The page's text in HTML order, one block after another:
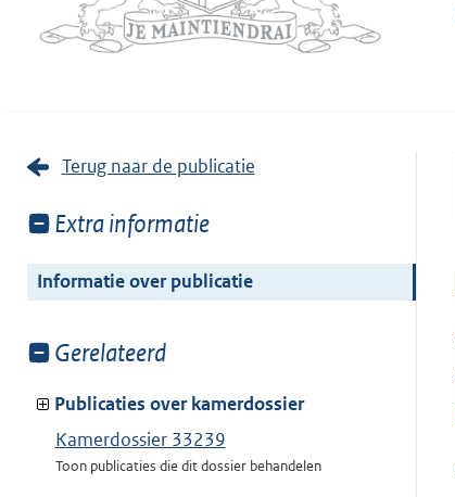
Terug naar de publicatie
Toon
van:
Extra informatie
Informatie over publicatie
Toon
van:
Gerelateerd
Publicaties over kamerdossier
Kamerdossier 33239
Toon publicaties die dit dossier behandelen